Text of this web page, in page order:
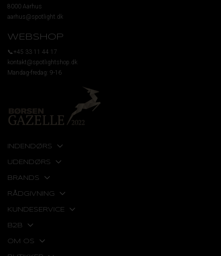
8000 Aarhus
aarhus@spotlight.dk
WEBSHOP
📞+45 33 11 44 17
kontakt@spotlightshop.dk
Mandag-fredag: 9-16
INDENDØRS
UDENDØRS
BRANDS
RÅDGIVNING
KUNDESERVICE
B2B
OM OS